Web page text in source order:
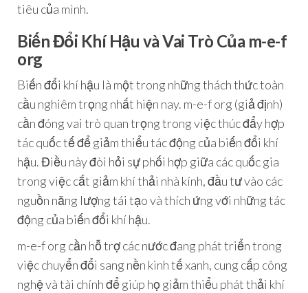
tiêu của mình.
Biến Đổi Khí Hậu và Vai Trò Của m-e-f
org
Biến đổi khí hậu là một trong những thách thức toàn
cầu nghiêm trọng nhất hiện nay. m-e-f org (giả định)
cần đóng vai trò quan trọng trong việc thúc đẩy hợp
tác quốc tế để giảm thiểu tác động của biến đổi khí
hậu. Điều này đòi hỏi sự phối hợp giữa các quốc gia
trong việc cắt giảm khí thải nhà kính, đầu tư vào các
nguồn năng lượng tái tạo và thích ứng với những tác
động của biến đổi khí hậu.
m-e-f org cần hỗ trợ các nước đang phát triển trong
việc chuyển đổi sang nền kinh tế xanh, cung cấp công
nghệ và tài chính để giúp họ giảm thiểu phát thải khí